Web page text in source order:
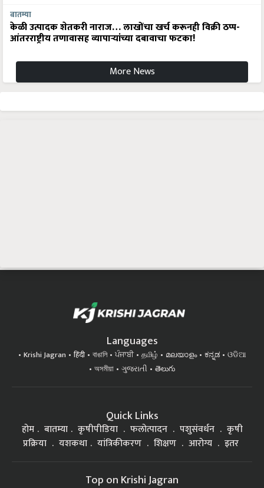
बातम्या
केळी उत्पादक शेतकरी नाराज… लाखोंचा खर्च करूनही विक्री ठप्प-
आंतरराष्ट्रीय तणावासह व्यापाऱ्यांच्या दबावाचा फटका!
More News
Languages
Krishi Jagran हिंदी বাঙালি ਪੰਜਾਬੀ தமிழ் മലയാളം ಕನ್ನಡ
ଓଡିଆ
অসমীয়া
ગુજરાતી తెలుగు
Quick Links
होम बातम्या कृषीपीडिया फलोत्पादन पशुसंवर्धन
कृषी
प्रक्रिया
यशकथा यांत्रिकीकरण शिक्षण आरोग्य इतर
Top on Krishi Jagran